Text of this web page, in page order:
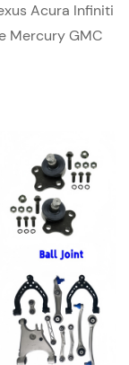
Acura Infiniti
Mercury GMC